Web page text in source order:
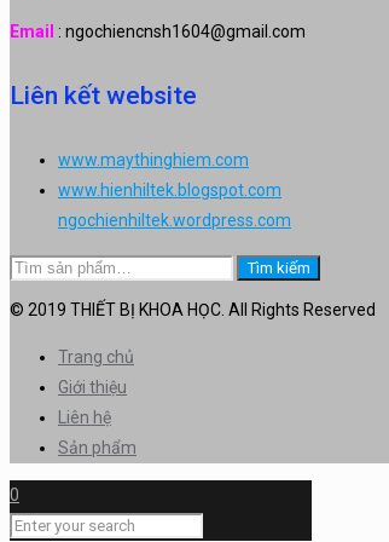
Email : ngochiencnsh1604@gmail.com
Liên kết website
www.maythinghiem.com
www.hienhiltek.blogspot.com
ngochienhiltek.wordpress.com
Tìm
Tìm kiếm
© 2019 THIẾT BỊ KHOA HỌC. All Rights Reserved
Trang chủ
Giới thiệu
Liên hệ
Sản phẩm
0